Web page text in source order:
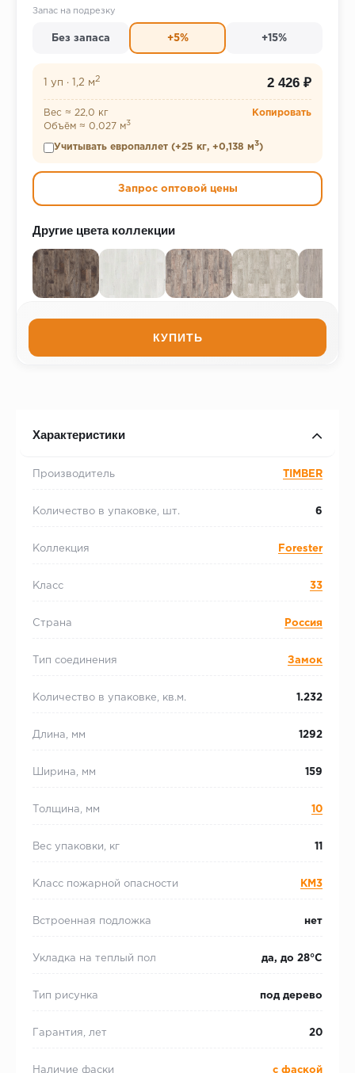
Запас на подрезку
Без запаса +5% +15%
1 уп · 1,2 м 2 2 426 ₽
Вес ≈ 22,0 кг
Объём ≈ 0,027 м3
Копировать
Учитывать европаллет (+25 кг, +0,138 м3)
Запрос оптовой цены
Другие цвета коллекции
КУПИТЬ
Характеристики
Производитель TIMBER
Количество в упаковке, шт. 6
Коллекция Forester
Класс 33
Страна Россия
Тип соединения Замок
Количество в упаковке, кв.м. 1.232
Длина, мм 1292
Ширина, мм 159
Толщина, мм 10
Вес упаковки, кг 11
Класс пожарной опасности КМ3
Встроенная подложка нет
Укладка на теплый пол да, до 28°С
Тип рисунка под дерево
Гарантия, лет 20
Наличие фаски с фаской